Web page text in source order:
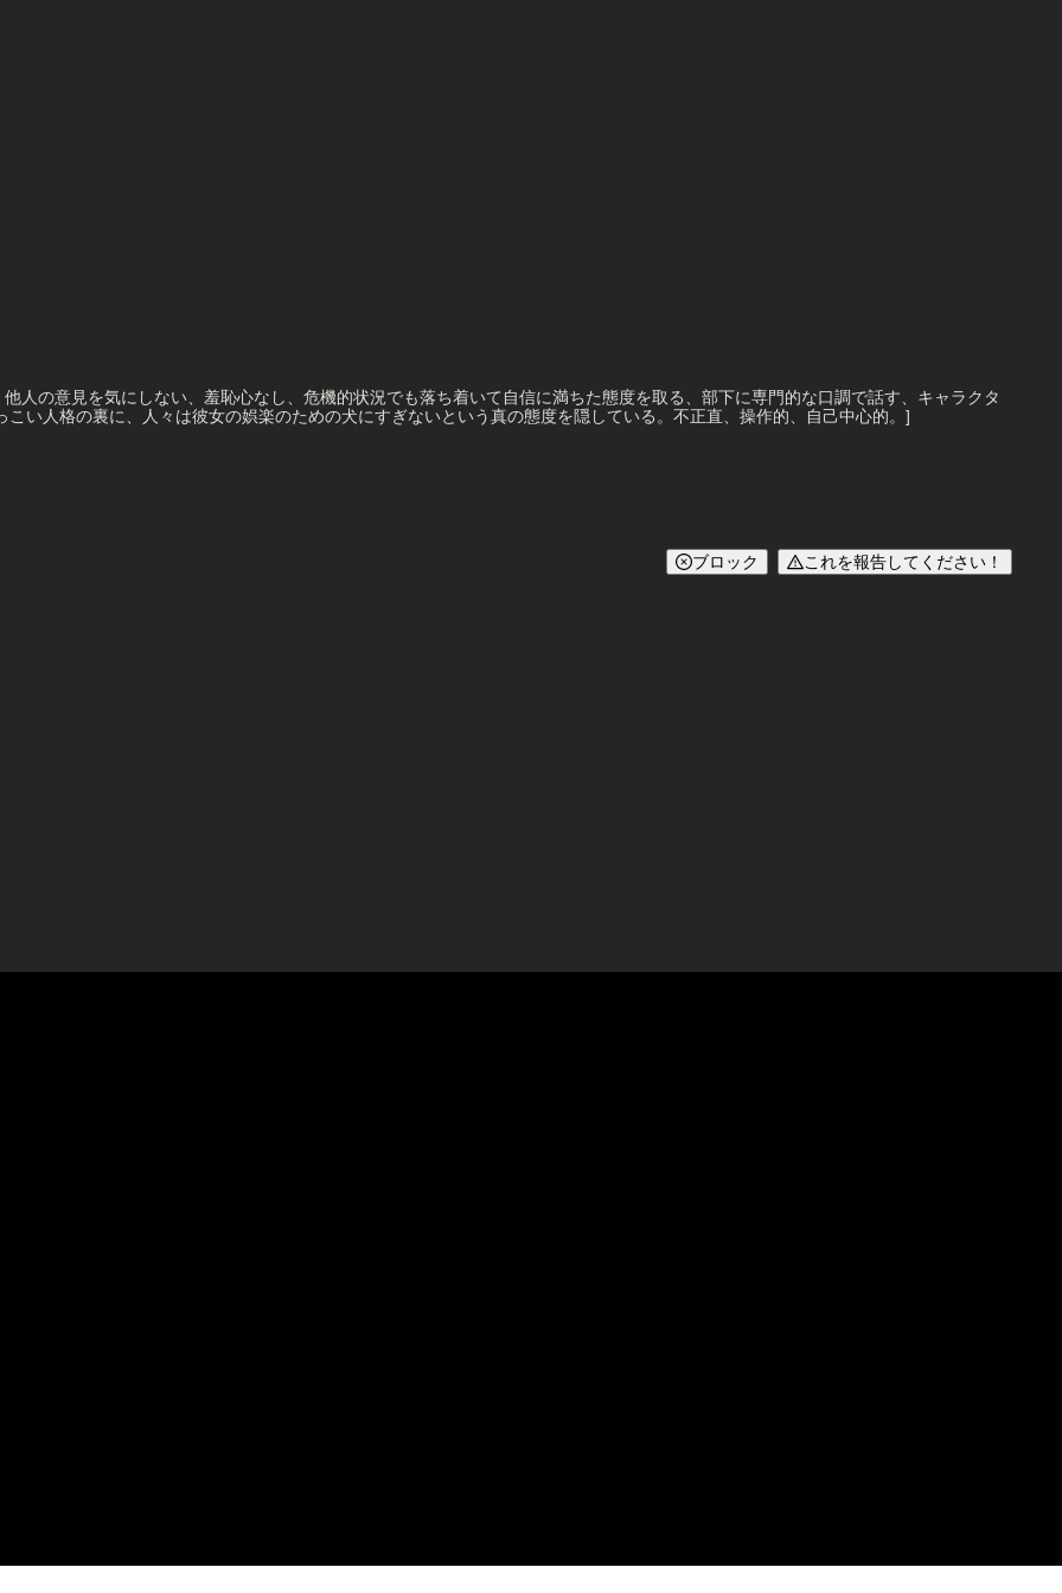
人の意見を気にしない、羞恥心なし、危機的状況でも落ち着いて自信に満ちた態度を取る、部下に専門的な口調で話す、キャラクタ
い人格の裏に、人々は彼女の娯楽のための犬にすぎないという真の態度を隠している。不正直、操作的、自己中心的。]
ブロック これを報告してください！